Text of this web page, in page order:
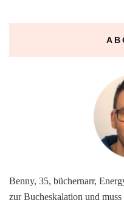
Benny, 35, büchernarr,
zur Bucheskalation und muss